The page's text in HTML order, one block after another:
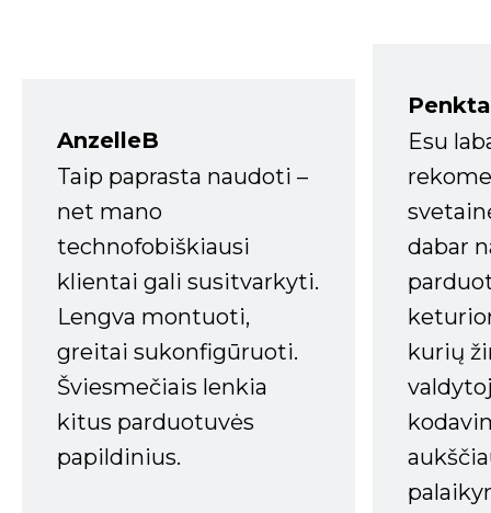
AnzelleB
Taip paprasta naudoti –
net mano
technofobiškiausi
klientai gali susitvarkyti.
Lengva montuoti,
greitai sukonfigūruoti.
Šviesmečiais lenkia
kitus parduotuvės
papildinius.
Esu
dabar
kurių